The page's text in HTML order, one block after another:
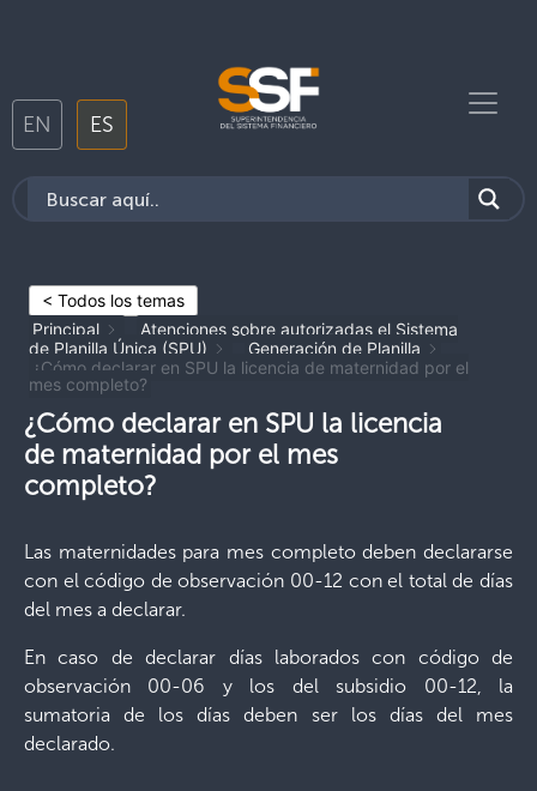
EN ES
< Todos los temas
Principal
Atenciones sobre autorizadas el Sistema
de Planilla Única (SPU)
Generación de Planilla
¿Cómo declarar en SPU la licencia de maternidad por el
mes completo?
¿Cómo declarar en SPU la licencia
de maternidad por el mes
completo?
Las maternidades para mes completo deben declararse
con el código de observación 00-12 con el total de días
del mes a declarar.
En caso de declarar días laborados con código de
observación 00-06 y los del subsidio 00-12, la
sumatoria de los días deben ser los días del mes
declarado.